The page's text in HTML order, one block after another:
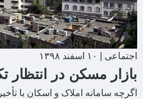
اجتماعی
بازار مسکن در انتظار